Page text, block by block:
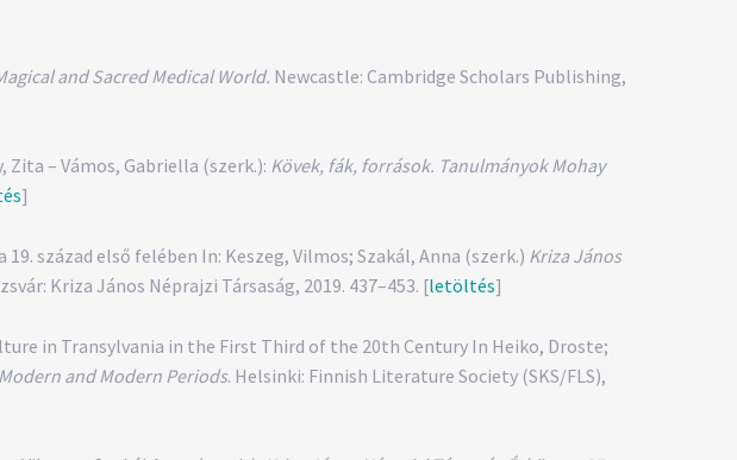
and Sacred Medical World. Newcastle: Cambridge Scholars Publishing,
Zita – Vámos, Gabriella (szerk.): Kövek, fák, források. Tanulmányok Mohay
]
század első felében In: Keszeg, Vilmos; Szakál, Anna (szerk.) Kriza János
Kriza János Néprajzi Társaság, 2019. 437–453. [letöltés]
in Transylvania in the First Third of the 20th Century In Heiko, Droste;
and Modern Periods. Helsinki: Finnish Literature Society (SKS/FLS),